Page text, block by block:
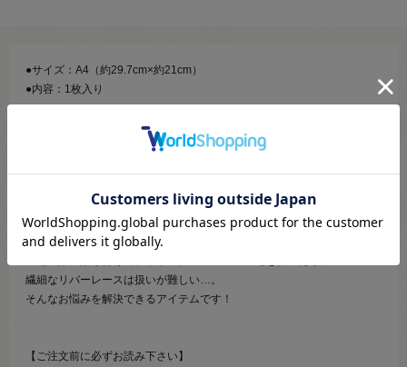
●サイズ：A4（約29.7cm×約21cm）
●内容：1枚入り
裏の紙を剥がしてアイロンをかければ、あっという間に完成です。
モチーフの周りの網目に沿ってカットして、モチーフとして貼り付けた
り、
繊細なリバーレースは扱いが難しい…。
そんなお悩みを解決できるアイテムです！
【ご注文前に必ずお読み下さい】